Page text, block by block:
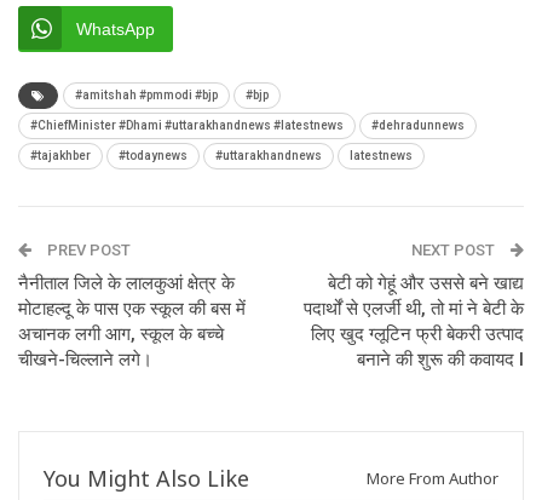
WhatsApp
#amitshah #pmmodi #bjp #bjp
#ChiefMinister #Dhami #uttarakhandnews #latestnews #dehradunnews
#tajakhber #todaynews #uttarakhandnews latestnews
PREV POST
नैनीताल जिले के लालकुआं क्षेत्र के
मोटाहल्दू के पास एक स्कूल की बस में
अचानक लगी आग, स्कूल के बच्चे
चीखने-चिल्लाने लगे।
NEXT POST
बेटी को गेहूं और उससे बने खाद्य
पदार्थों से एलर्जी थी, तो मां ने बेटी के
लिए खुद ग्लूटिन फ्री बेकरी उत्पाद
बनाने की शुरू की कवायद I
You Might Also Like More From Author